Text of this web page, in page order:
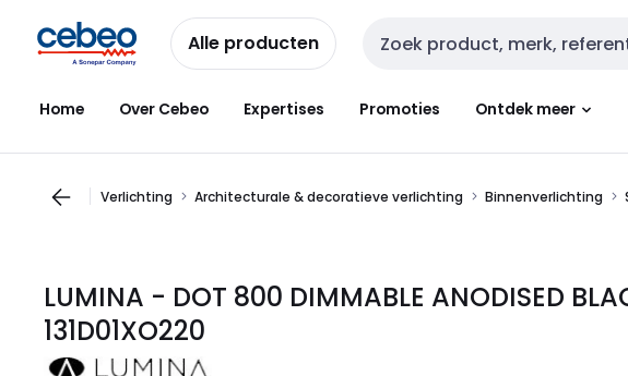
naar
navigatie
naar
inhoud
Alle producten Zoekveld invoer
Home Over Cebeo Expertises Promoties Ontdek meer
Verlichting Architecturale & decoratieve verlichting Binnenverlichting
LUMINA - DOT 800 DIMMABLE ANODISED
131D01XO220